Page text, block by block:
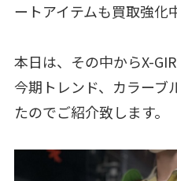
ートアイテムも買取強化
本日は、その中からX-
今期トレンド、カラーブ
たのでご紹介致します。